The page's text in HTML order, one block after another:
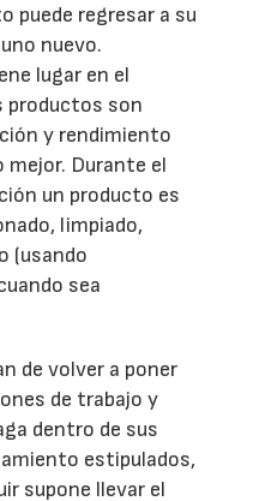
puede regresar a su
nuevo.
lugar en el
productos son
y rendimiento
mejor. Durante el
un producto es
limpiado,
(usando
sea
de volver a poner
de trabajo y
dentro de sus
estipulados,
supone llevar el